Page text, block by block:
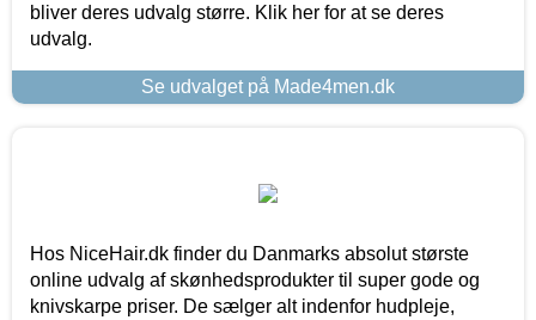
bliver deres udvalg større. Klik her for at se deres
udvalg.
Se udvalget på Made4men.dk
Hos NiceHair.dk finder du Danmarks absolut største
online udvalg af skønhedsprodukter til super gode og
knivskarpe priser. De sælger alt indenfor hudpleje,